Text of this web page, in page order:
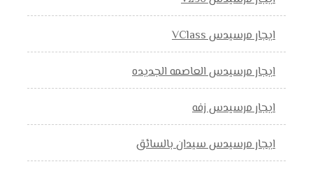
ايجار مرسيدس VClass
ايجار مرسيدس العاصمه الجديده
ايجار مرسيدس زفه
ايجار مرسيدس سيدان بالسائق